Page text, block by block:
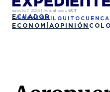
agosto 7, 2026 | Actualizado ECT
ECUADOR
GUAYAQUIL QUITO CUENCA
ECONOMÍAOPINIÓN